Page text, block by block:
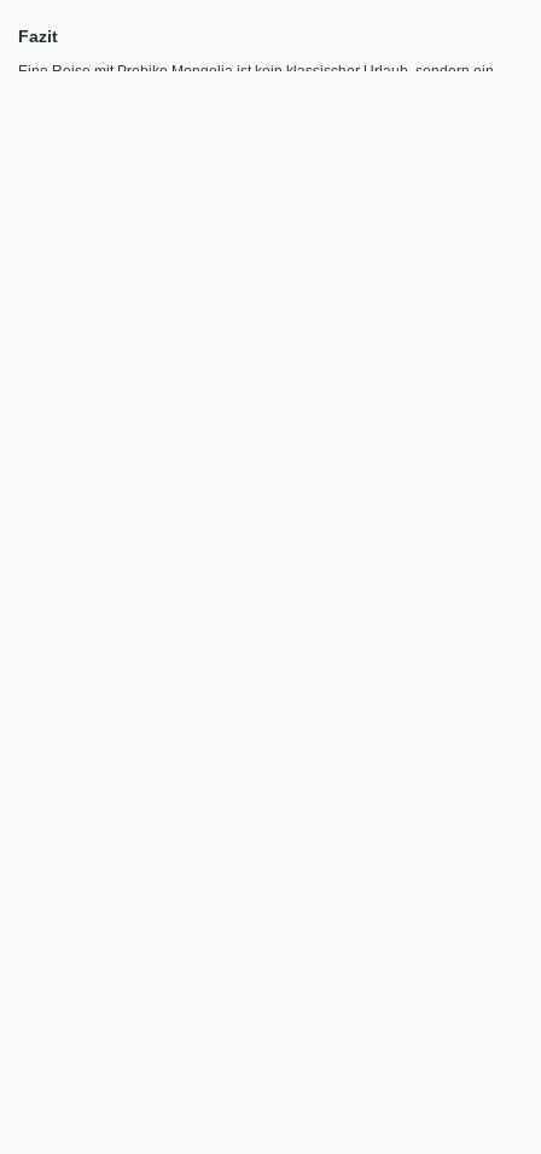
Fazit
Eine Reise mit Probike Mongolia ist kein klassischer Urlaub, sondern ein